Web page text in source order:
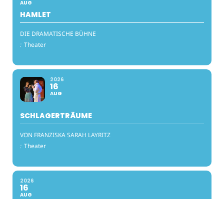
AUG
HAMLET
DIE DRAMATISCHE BÜHNE
: Theater
2026
16
AUG
SCHLAGERTRÄUME
VON FRANZISKA SARAH LAYRITZ
: Theater
2026
16
AUG